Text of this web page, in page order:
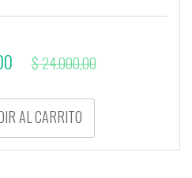
$24.000,00
El
AL CARRITO